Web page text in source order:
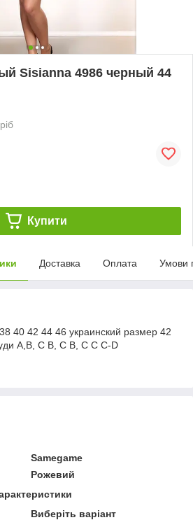
Sisianna 4986 черный 44
Купити
Доставка Оплата Умови
40 42 44 46 украинский размер 42
A,B, С B, С B, C C C-D
Samegame
Рожевий
Виберіть варіант